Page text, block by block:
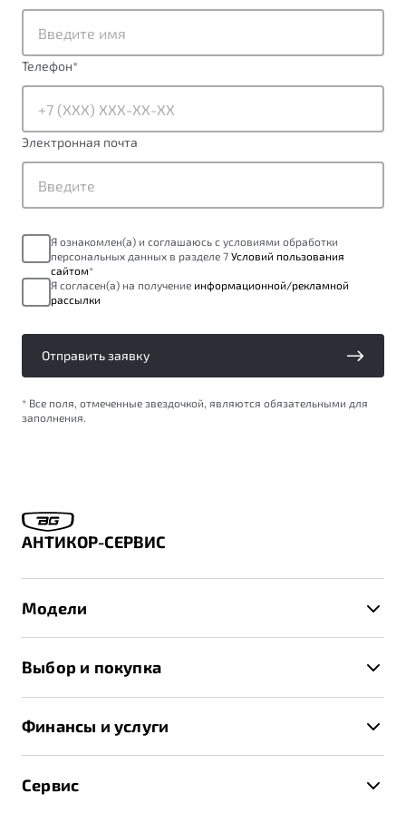
от 1 699 990 ₽*
Обзор В наличии
X70
Универсальный кроссовер
Обзор В наличии
Подробно
Автомобили в наличии
Тест-драйв
Спецпредложения
Будьте еще более уверены на дорогах с программой
Преимущества программы
Запись на сервис
Калькулятор ТО
Клиентская поддержка
Телефон*
Электронная почта
Я ознакомлен(а) и соглашаюсь с условиями обработки
персональных данных в разделе 7 Условий пользования
сайтом*
Я согласен(а) на получение информационной/рекламной
рассылки
Отправить заявку
* Все поля, отмеченные звездочкой, являются обязательными для
заполнения.
АНТИКОР-СЕРВИС
Модели
X70
Выбор и покупка
Спецпредложения и Акции
Записаться на тест-драйв
Финансы и услуги
Трейд-ин
Сервис